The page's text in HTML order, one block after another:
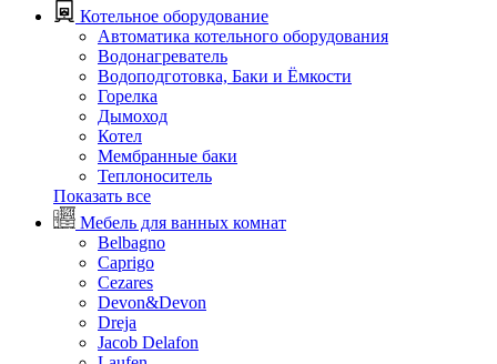
Котельное оборудование
Автоматика котельного оборудования
Водонагреватель
Водоподготовка, Баки и Ёмкости
Горелка
Дымоход
Котел
Мембранные баки
Теплоноситель
Показать все
Мебель для ванных комнат
Belbagno
Caprigo
Cezares
Devon&Devon
Dreja
Jacob Delafon